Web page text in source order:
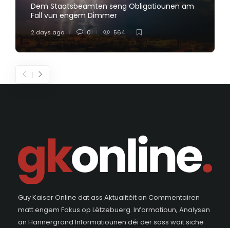
Dem Staatsbeamten seng Obligatiounen am
Fall vun engem Dimmer
2 days ago 0 564
Guy Kaiser Online dat ass Aktualitéit an Commentairen
matt engem Fokus op Lëtzebuerg. Informatioun, Analysen
an Hannergrond Informatiounen déi der soss wäit siche